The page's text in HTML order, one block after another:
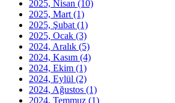
2025, Nisan (10)
2025, Mart (1)
2025, Şubat (1)
2025, Ocak (3)
2024, Aralık (5)
2024, Kasım (4)
2024, Ekim (1)
2024, Eylül (2)
2024, Ağustos (1)
2024, Temmuz (1)